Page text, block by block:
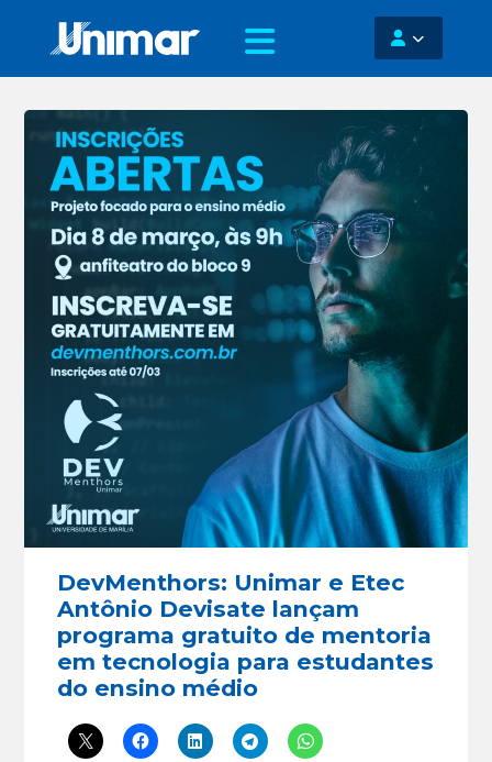
DevMenthors: Unimar e Etec
Antônio Devisate lançam
programa gratuito de mentoria
em tecnologia para estudantes
do ensino médio